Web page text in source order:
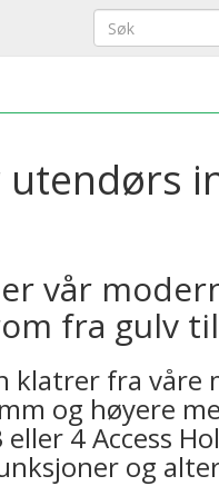
vår
fra gulv
klatrer fra
og høyere
eller 4 Access
og